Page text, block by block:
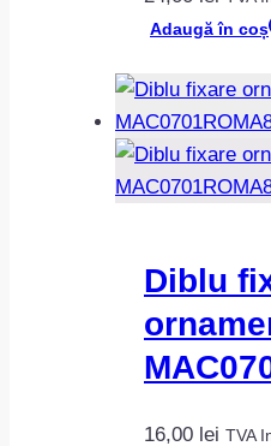
Adaugă în coș
Diblu
16,00 lei TVA